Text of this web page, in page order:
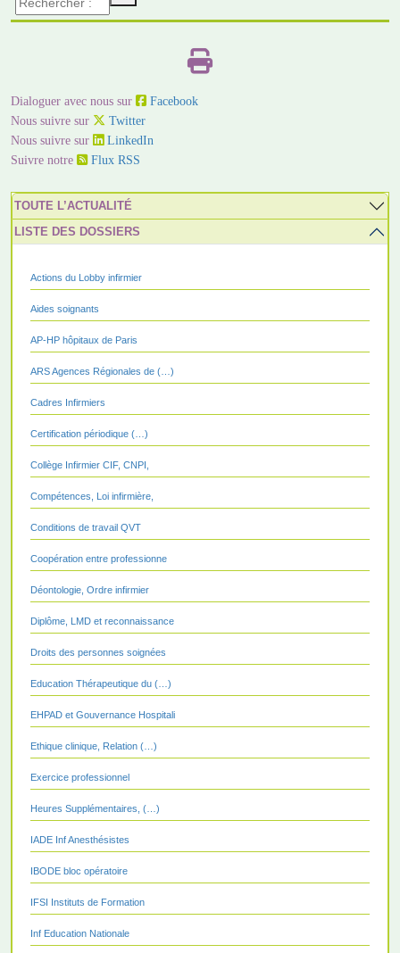
Dialoguer avec nous sur
Facebook
Nous suivre sur
Twitter
Nous suivre sur
LinkedIn
Suivre notre
Flux RSS
TOUTE L’ACTUALITÉ
LISTE DES DOSSIERS
Actions du Lobby infirmier
Aides soignants
AP-HP hôpitaux de Paris
ARS Agences Régionales de (…)
Cadres Infirmiers
Certification périodique (…)
Collège Infirmier CIF, CNPI,
Compétences, Loi infirmière,
Conditions de travail QVT
Coopération entre professionne
Déontologie, Ordre infirmier
Diplôme, LMD et reconnaissance
Droits des personnes soignées
Education Thérapeutique du (…)
EHPAD et Gouvernance Hospitali
Ethique clinique, Relation (…)
Exercice professionnel
Heures Supplémentaires, (…)
IADE Inf Anesthésistes
IBODE bloc opératoire
IFSI Instituts de Formation
Inf Education Nationale